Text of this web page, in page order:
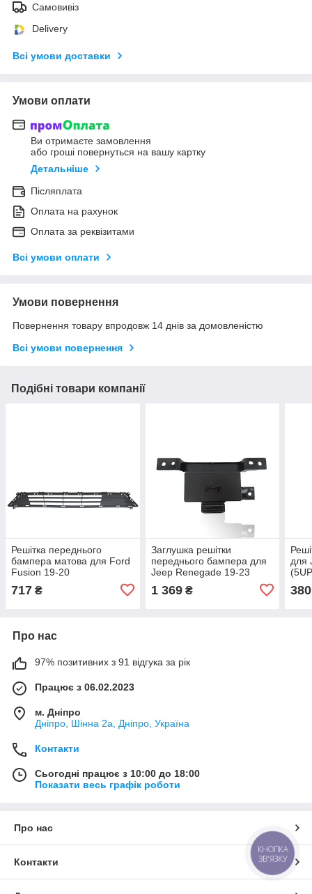
Самовивіз
Delivery
Всі умови доставки
Умови оплати
Ви отримаєте замовлення
або гроші повернуться на вашу картку
Детальніше
Післяплата
Оплата на рахунок
Оплата за реквізитами
Всі умови оплати
Умови повернення
Повернення товару впродовж 14 днів за домовленістю
Всі умови повернення
Подібні товари компанії
Решітка переднього
бампера матова для Ford
Fusion 19-20
717 ₴
Заглушка решітки
переднього бампера для
Jeep Renegade 19-23
1 369₴
для
380
Про нас
97% позитивних з 91 відгука за рік
Працює з 06.02.2023
м. Дніпро
Дніпро, Шінна 2а, Дніпро, Україна
Контакти
Сьогодні працює з 10:00 до 18:00
Показати весь графік роботи
Про нас
Контакти
КНОПКА
ЗВ'ЯЗКУ